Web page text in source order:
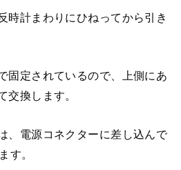
時計まわりにひねってから引き
固定されているので、上側にあ
交換します。
、電源コネクターに差し込んで
す。